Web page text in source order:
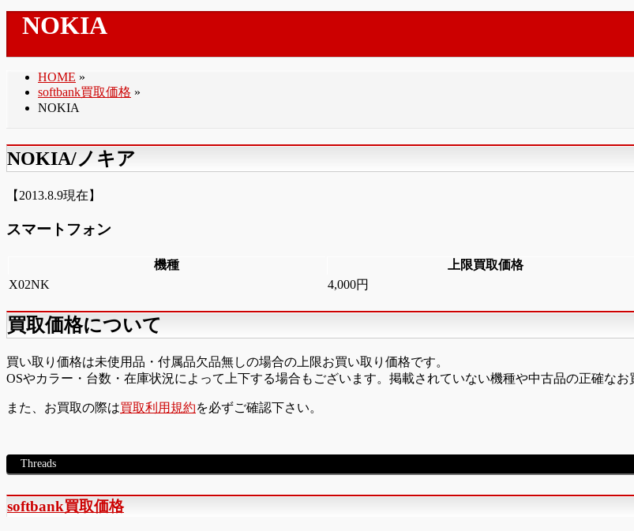
NOKIA
HOME »
softbank買取価格 »
NOKIA
NOKIA/ノキア
【2013.8.9現在】
スマートフォン
機種
上限買取価格
X02NK
4,000円
買取価格について
買い取り価格は未使用品・付属品欠品無しの場合の上限お買い取り価格です。
OSやカラー・台数・在庫状況によって上下する場合もございます。掲載されていない機種や中古品の正確なお
また、お買取の際は買取利用規約を必ずご確認下さい。
Threads
softbank買取価格